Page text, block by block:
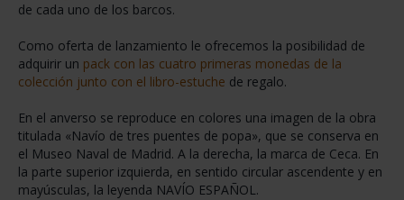
de cada uno de los barcos.
Como oferta de lanzamiento le ofrecemos la posibilidad de
adquirir un pack con las cuatro primeras monedas de la
colección junto con el libro-estuche de regalo.
En el anverso se reproduce en colores una imagen de la obra
titulada «Navío de tres puentes de popa», que se conserva en
el Museo Naval de Madrid. A la derecha, la marca de Ceca. En
la parte superior izquierda, en sentido circular ascendente y en
mayúsculas, la leyenda NAVÍO ESPAÑOL.